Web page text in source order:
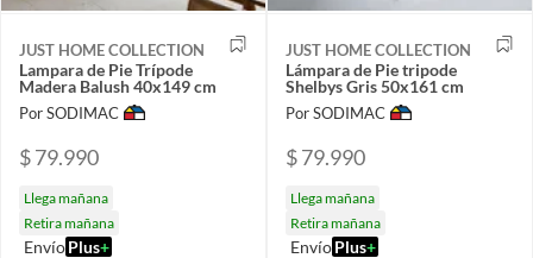
JUST HOME COLLECTION
Lampara de Pie Trípode
Madera Balush 40x149 cm
Por SODIMAC
$ 79.990
Llega mañana
Retira mañana
EnvíoPlus+
JUST HOME COLLECTION
Lámpara de Pie tripode
Shelbys Gris 50x161 cm
Por SODIMAC
$ 79.990
Llega mañana
Retira mañana
EnvíoPlus+